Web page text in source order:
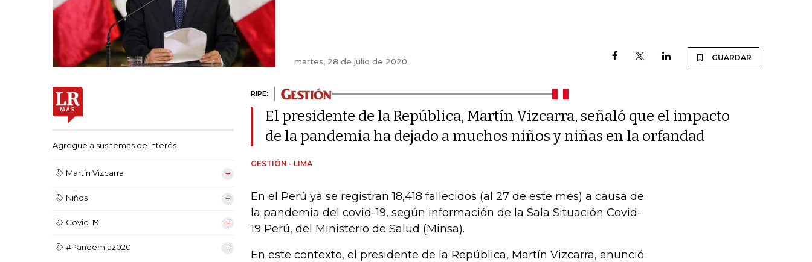
martes, 28 de julio de 2020 GUARDAR
Agregue a sus temas de interés
Martín Vizcarra
Niños
Covid-19
#Pandemia2020
RIPE:
El presidente de la República, Martín Vizcarra, señaló que el impacto
de la pandemia ha dejado a muchos niños y niñas en la orfandad
GESTIÓN - LIMA
En el Perú ya se registran 18,418 fallecidos (al 27 de este mes) a causa de
la pandemia del covid-19, según información de la Sala Situación Covid-
19 Perú, del Ministerio de Salud (Minsa).
En este contexto, el presidente de la República, Martín Vizcarra, anunció